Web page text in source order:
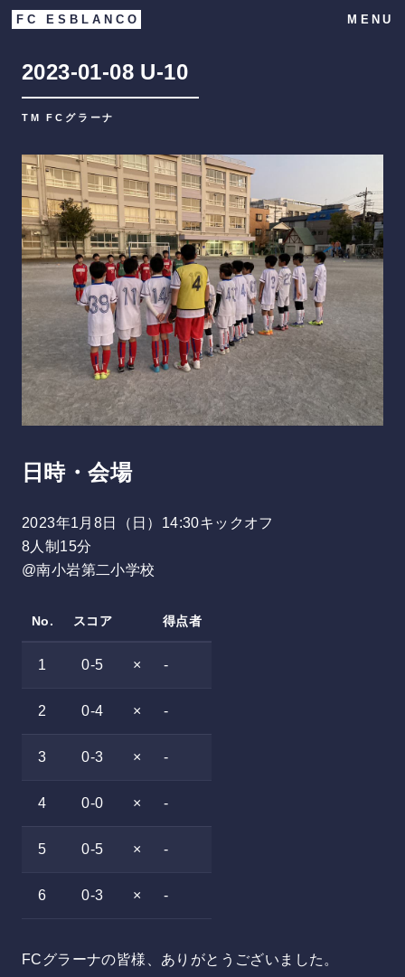
FC ESBLANCO MENU
2023-01-08 U-10
TM FCグラーナ
日時・会場
2023年1月8日（日）14:30キックオフ
8人制15分
@南小岩第二小学校
No. スコア 得点者
1 0-5 × -
2 0-4 × -
3 0-3 × -
4 0-0 × -
5 0-5 × -
6 0-3 × -
FCグラーナの皆様、ありがとうございました。